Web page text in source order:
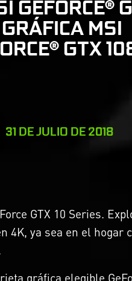
GEFORCE®
MSI
GTX
31 DE JULIO DE 2018
GTX 10 Series.
4K, ya sea en el hogar
gráfica elegible